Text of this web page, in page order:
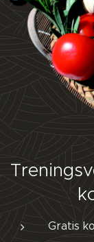
Gratis